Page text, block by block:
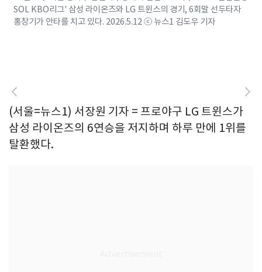
SOL KBO리그' 삼성 라이온즈와 LG 트윈스의 경기, 6회말 선두타자
홍창기가 안타를 치고 있다. 2026.5.12 ⓒ 뉴스1 김도우 기자
(서울=뉴스1) 서장원 기자 = 프로야구 LG 트윈스가
삼성 라이온즈의 6연승을 저지하며 하루 만에 1위를
탈환했다.